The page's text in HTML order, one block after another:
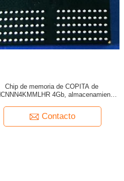
Chip de memoria de COPITA de
4Gb, almacenamiento
Contacto